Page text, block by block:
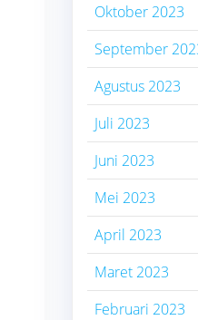
Oktober 2023
September
Agustus 2023
Juli 2023
Juni 2023
Mei 2023
April 2023
Maret 2023
Februari 2023